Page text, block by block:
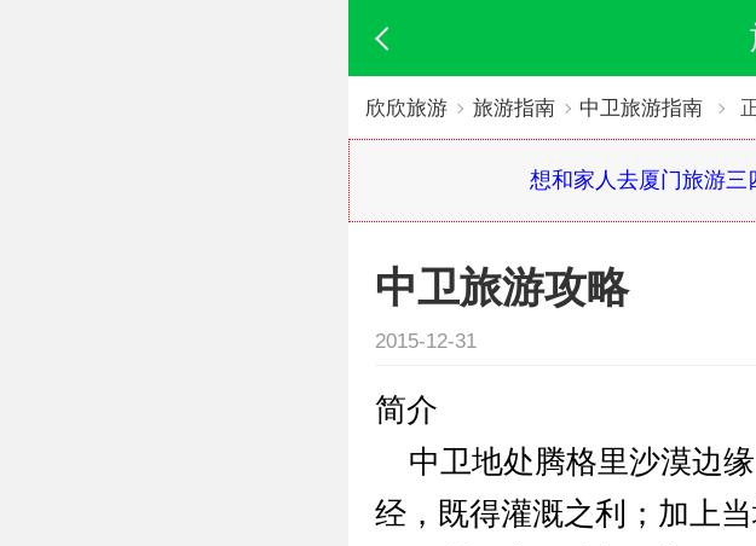
欣欣旅游 旅游指南 中卫旅游指南
想和家人去厦门旅游三
中卫旅游攻略
2015-12-31
简介
中卫地处腾格里沙漠边
经，既得灌溉之利；加上